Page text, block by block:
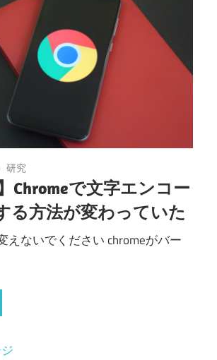
研究
】Chromeで文字エンコー
る方法が変わっていた
えないでください chromeがバー